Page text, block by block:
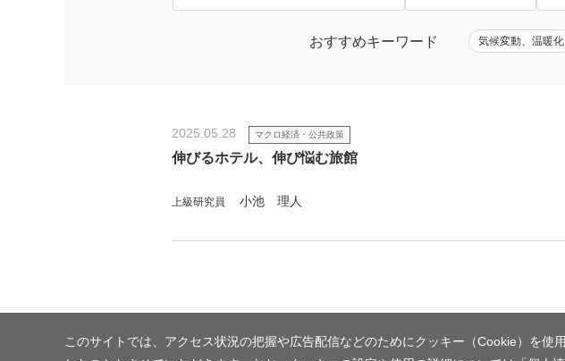
おすすめキーワード 気候変動、温暖化
2025.05.28 マクロ経済・公共政策
伸びるホテル、伸び悩む旅館
上級研究員 小池 理人
このサイトでは、アクセス状況の把握や広告配信などのためにクッキー（Cookie）を